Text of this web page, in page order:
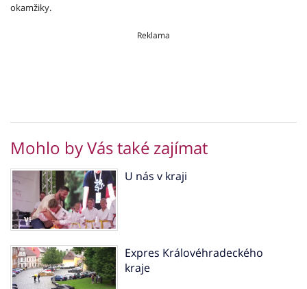
okamžiky.
Reklama
Mohlo by Vás také zajímat
U nás v kraji
Expres Královéhradeckého
kraje